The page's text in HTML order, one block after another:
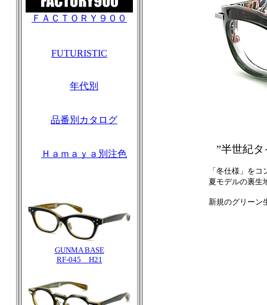
ＦＡＣＴＯＲＹ９００
FUTURISTIC
年代別
品番別カタログ
Ｈａｍａｙａ別注色
GUNMA BASE
RF-045 H21
”半世紀
「冬仕様」を
夏モデルの裏生
新規のグリーン